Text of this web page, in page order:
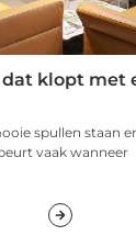
klopt met
spullen staan
vaak wanneer